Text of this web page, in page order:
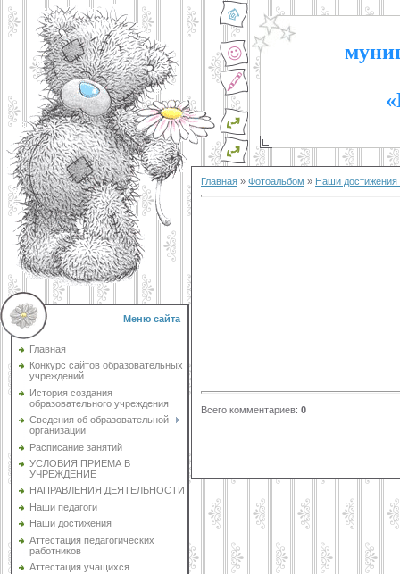
Меню сайта
Главная
Конкурс сайтов образовательных
учреждений
История создания
образовательного учреждения
Сведения об образовательной
организации
Расписание занятий
УСЛОВИЯ ПРИЕМА В
УЧРЕЖДЕНИЕ
НАПРАВЛЕНИЯ ДЕЯТЕЛЬНОСТИ
Наши педагоги
Наши достижения
Аттестация педагогических
работников
Аттестация учащихся
Главная » Фотоальбом » Наши достижения
Всего комментариев: 0